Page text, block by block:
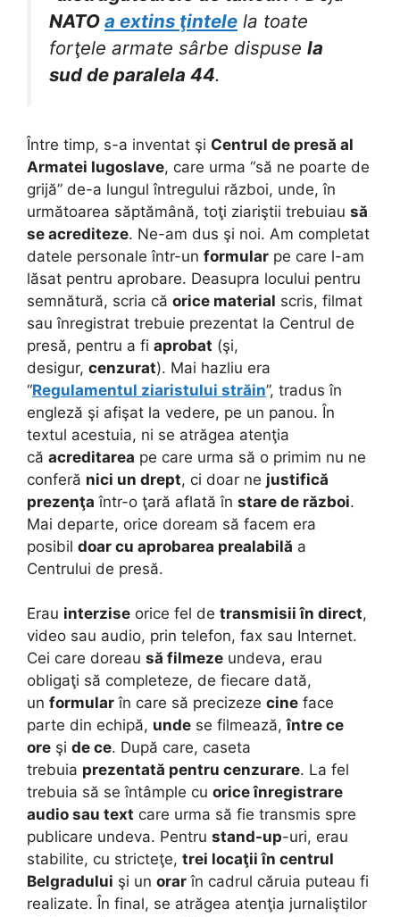
NATO a extins ţintele la toate
forţele armate sârbe dispuse la
sud de paralela 44.
Între timp, s-a inventat şi Centrul de presă al
Armatei Iugoslave, care urma “să ne poarte de
grijă” de-a lungul întregului război, unde, în
următoarea săptămână, toţi ziariştii trebuiau să
se acrediteze. Ne-am dus şi noi. Am completat
datele personale într-un formular pe care l-am
lăsat pentru aprobare. Deasupra locului pentru
semnătură, scria că orice material scris, filmat
sau înregistrat trebuie prezentat la Centrul de
presă, pentru a fi aprobat (şi,
desigur, cenzurat). Mai hazliu era
“Regulamentul ziaristului străin”, tradus în
engleză şi afişat la vedere, pe un panou. În
textul acestuia, ni se atrăgea atenţia
că acreditarea pe care urma să o primim nu ne
conferă nici un drept, ci doar ne justifică
prezenţa într-o ţară aflată în stare de război.
Mai departe, orice doream să facem era
posibil doar cu aprobarea prealabilă a
Centrului de presă.
Erau interzise orice fel de transmisii în direct,
video sau audio, prin telefon, fax sau Internet.
Cei care doreau să filmeze undeva, erau
obligaţi să completeze, de fiecare dată,
un formular în care să precizeze cine face
parte din echipă, unde se filmează,între ce
ore şi de ce. După care, caseta
trebuia prezentată pentru cenzurare. La fel
trebuia să se întâmple cu orice înregistrare
audio sau text care urma să fie transmis spre
publicare undeva. Pentru stand-up-uri, erau
stabilite, cu stricteţe, trei locaţii în centrul
Belgradului şi un orar în cadrul căruia puteau fi
realizate. În final, se atrăgea atenţia jurnaliştilor